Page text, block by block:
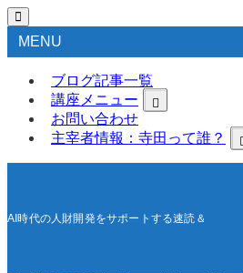
MENU
ブログ記事一覧
講座メニュー
お問い合わせ
主宰者情報：寺田って誰？
AI時代の人財開発をサポートする速読＆高速学